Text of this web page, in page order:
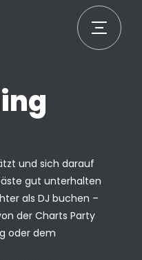
und sich darauf
gut unterhalten
als DJ buchen –
der Charts Party
oder dem